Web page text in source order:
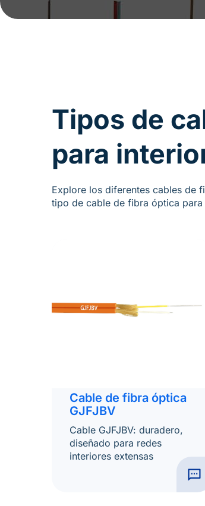
Tipos de
para
Explore los diferentes cables de
tipo de cable de fibra óptica para
Cable de fibra óptica
GJFJBV
Cable GJFJBV: duradero,
diseñado para redes
interiores extensas